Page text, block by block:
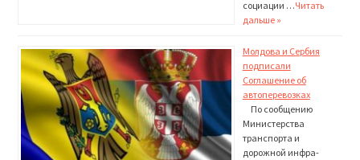
социации …Читать
дальше »
Молдова и Сербия
подписали
Соглашение об
автоперевозках
По сообщению
Министерства
транспорта и
дорожной инфра­